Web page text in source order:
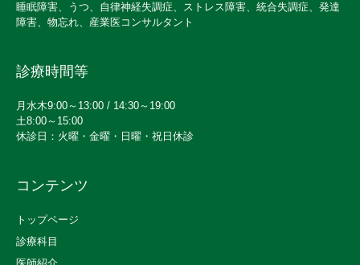
睡眠障害、うつ、自律神経失調症、ストレス障害、統合失調症、発達
障害、物忘れ、産業医コンサルタント
診療時間等
月水木9:00～13:00 / 14:30～19:00
土8:00～15:00
休診日：火曜・金曜・日曜・祝日休診
コンテンツ
トップページ
診療科目